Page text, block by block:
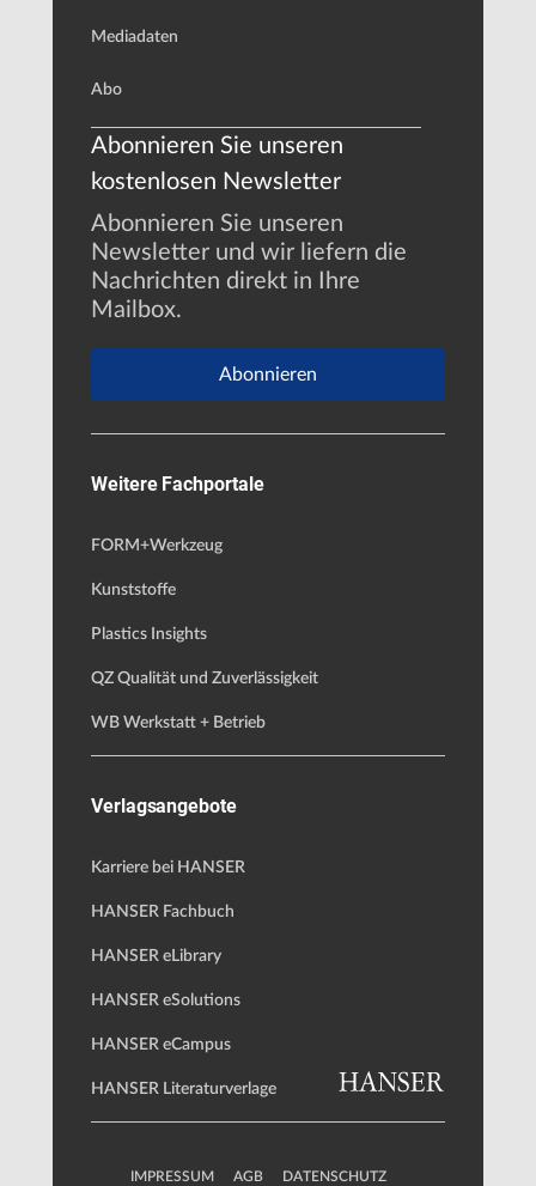
Mediadaten
Abo
Abonnieren Sie unseren
kostenlosen Newsletter
Abonnieren Sie unseren
Newsletter und wir liefern die
Nachrichten direkt in Ihre
Mailbox.
Abonnieren
Weitere Fachportale
FORM+Werkzeug
Kunststoffe
Plastics Insights
QZ Qualität und Zuverlässigkeit
WB Werkstatt + Betrieb
Verlagsangebote
Karriere bei HANSER
HANSER Fachbuch
HANSER eLibrary
HANSER eSolutions
HANSER eCampus
HANSER Literaturverlage
IMPRESSUM AGB DATENSCHUTZ